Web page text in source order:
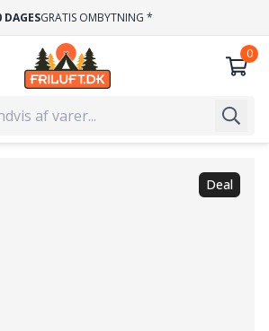
DAGESGRATIS OMBYTNING *
Deal